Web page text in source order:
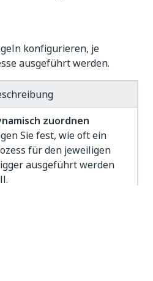
konfigurieren, je
ausgeführt werden.
zuordnen
Sie fest, wie oft ein
für den jeweiligen
ausgeführt werden